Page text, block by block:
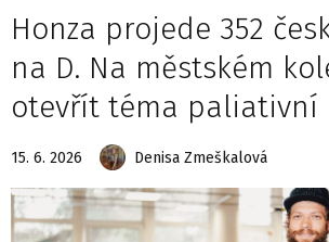
Honza projede 352
na D. Na městském
otevřít téma paliativní
15. 6. 2026 Denisa Zmeškalová